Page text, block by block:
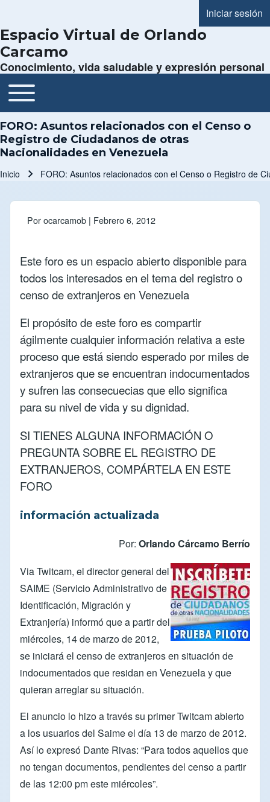
Menú de
Iniciar sesión
Espacio Virtual de Orlando
Carcamo
Conocimiento, vida saludable y expresión personal
Navegación principal
Toggle main menu
FORO: Asuntos relacionados con el Censo o
Registro de Ciudadanos de otras
Nacionalidades en Venezuela
Inicio FORO: Asuntos relacionados con el Censo o Registro de
Porocarcamob | Febrero 6, 2012
Este foro es un espacio abierto disponible para
todos los interesados en el tema del registro o
censo de extranjeros en Venezuela
El propósito de este foro es compartir
ágilmente cualquier información relativa a este
proceso que está siendo esperado por miles de
extranjeros que se encuentran indocumentados
y sufren las consecuecias que ello significa
para su nivel de vida y su dignidad.
SI TIENES ALGUNA INFORMACIÓN O
PREGUNTA SOBRE EL REGISTRO DE
EXTRANJEROS, COMPÁRTELA EN ESTE
FORO
información actualizada
Por: Orlando Cárcamo Berrío
ViaTwitcam, el director general del
SAIME (Servicio Administrativo de
Identificación, Migración y
Extranjería) informó que a partir del
miércoles, 14 de marzo de 2012,
se iniciará el censo de extranjeros en situación de
indocumentados que residan en Venezuela y que
quieran arreglar su situación.
El anuncio lo hizo a través su primerTwitcamabierto
a los usuarios del Saime el día 13 de marzo de 2012.
Así lo expresó Dante Rivas: “Para todos aquellos que
no tengan documentos, pendientes del censo a partir
de las 12:00 pm este miércoles”.